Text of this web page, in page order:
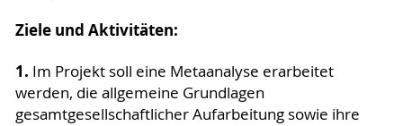
Ziele und Aktivitäten:
1. Im Projekt soll eine Metaanalyse erarbeitet
werden, die allgemeine Grundlagen
gesamtgesellschaftlicher Aufarbeitung sowie ihre